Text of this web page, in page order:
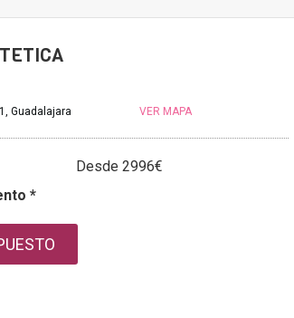
Guadalajara VER MAPA
Desde 2996€
*